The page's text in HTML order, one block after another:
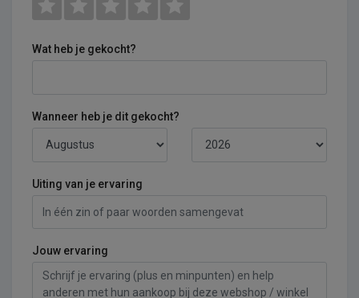
Wat heb je gekocht?
Wanneer heb je dit gekocht?
Uiting van je ervaring
Jouw ervaring